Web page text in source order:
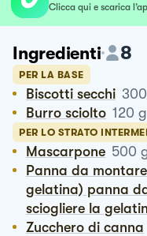
Clicca qui e scarica
Ingredienti 8
PER LA BASE
Biscotti secchi 300
Burro sciolto 120 g
PER LO STRATO
Mascarpone 500
Panna da montare (+ 3 cucchiai per sciogliere la
gelatina) panna
sciogliere la
Zucchero di canna